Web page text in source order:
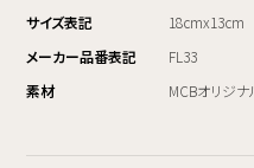
サイズ表記
18cmx13cm
メーカー品番表記
FL33
素材
MCBオリジ